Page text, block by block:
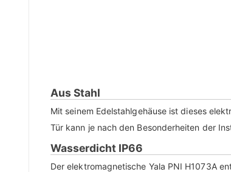
Aus Stahl
Mit seinem Edelstahlgehäuse ist dieses
Tür kann je nach den Besonderheiten der
Wasserdicht IP66
Der elektromagnetische Yala PNI H1073A